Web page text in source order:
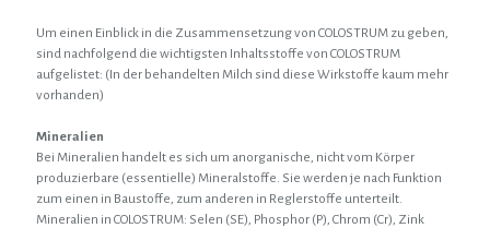
Um einen Einblick in die Zusammensetzung von COLOSTRUM zu geben,
sind nachfolgend die wichtigsten Inhaltsstoffe von COLOSTRUM
aufgelistet: (In der behandelten Milch sind diese Wirkstoffe kaum mehr
vorhanden)
Mineralien
Bei Mineralien handelt es sich um anorganische, nicht vom Körper
produzierbare (essentielle) Mineralstoffe. Sie werden je nach Funktion
zum einen in Baustoffe, zum anderen in Reglerstoffe unterteilt.
Mineralien in COLOSTRUM: Selen (SE), Phosphor (P), Chrom (Cr), Zink